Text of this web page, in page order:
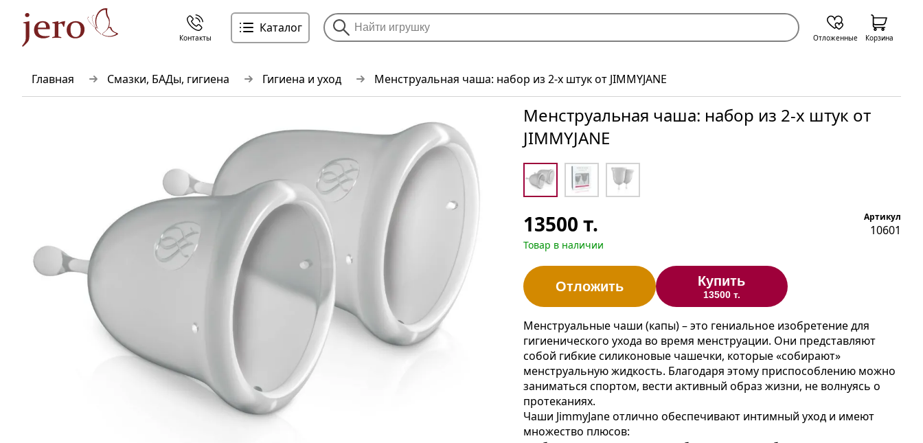
Главная Смазки, БАДы, гигиена Гигиена и уход Менструальная чаша: набор из 2-х штук от JIMMYJANE
Менструальная чаша: набор из 2-х штук от
JIMMYJANE
13500 т.
Товар в наличии
Артикул
10601
Отложить Купить
13500 т.
Менструальные чаши (капы) – это гениальное изобретение для
гигиенического ухода во время менструации. Они представляют
собой гибкие силиконовые чашечки, которые «собирают»
менструальную жидкость. Благодаря этому приспособлению можно
заниматься спортом, вести активный образ жизни, не волнуясь о
протеканиях.
Чаши JimmyJane отлично обеспечивают интимный уход и имеют
множество плюсов:
Контакты
Каталог
Отложенные Корзина